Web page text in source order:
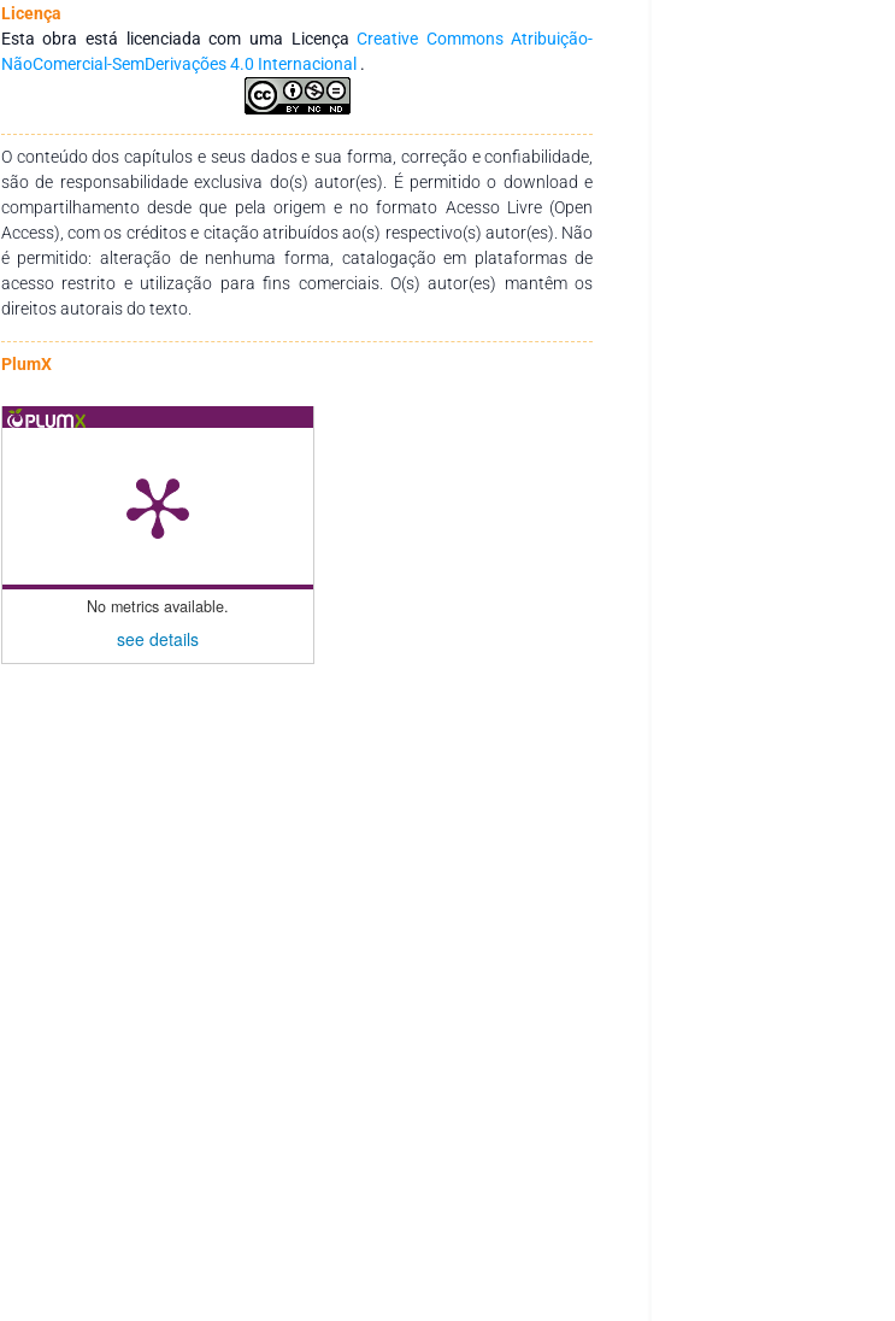
isostáticas, armadas e concretadas, para comparar o desempenho das duas
alternativas. Os resultados indicaram que, embora as barras de fibra de vidro
possam ser usadas como reforço no concreto, elas não podem substituir o aço
usando a mesma bitola. A fibra de vidro apresentou desempenho positivo, mas
a diferença nas propriedades entre os materiais sugere que, para alcançar
resultados comparáveis aos do aço, seria necessário utilizar barras de fibra de
vidro com bitolas maiores. Assim, a fibra de vidro pode oferecer uma alternativa
viável ao aço, desde que sejam consideradas as adaptações adequadas no
dimensionamento.
Licença
Esta obra está licenciada com uma LicençaCreative Commons Atribuição-
NãoComercial-SemDerivações 4.0 Internacional .
O conteúdo dos capítulos e seus dados e sua forma, correção e confiabilidade,
são de responsabilidade exclusiva do(s) autor(es). É permitido o download e
compartilhamento desde que pela origem e no formato Acesso Livre (Open
Access), com os créditos e citação atribuídos ao(s) respectivo(s) autor(es). Não
é permitido: alteração de nenhuma forma, catalogação em plataformas de
acesso restrito e utilização para fins comerciais. O(s) autor(es) mantêm os
direitos autorais do texto.
PlumX
No metrics available.
see details